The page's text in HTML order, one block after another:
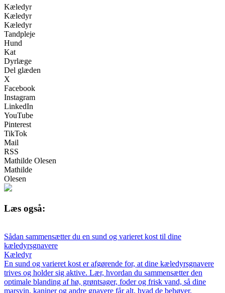
Kæledyr
Kæledyr
Kæledyr
Tandpleje
Hund
Kat
Dyrlæge
Del glæden
X
Facebook
Instagram
LinkedIn
YouTube
Pinterest
TikTok
Mail
RSS
Mathilde Olesen
Mathilde
Olesen
Læs også:
Sådan sammensætter du en sund og varieret kost til dine
kæledyrsgnavere
Kæledyr
En sund og varieret kost er afgørende for, at dine kæledyrsgnavere
trives og holder sig aktive. Lær, hvordan du sammensætter den
optimale blanding af hø, grøntsager, foder og frisk vand, så dine
marsvin, kaniner og andre gnavere får alt, hvad de behøver.